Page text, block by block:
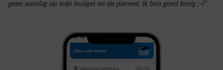
geen aanslag op mijn budget en de planeet. Ik ben goed bezig ;-)”